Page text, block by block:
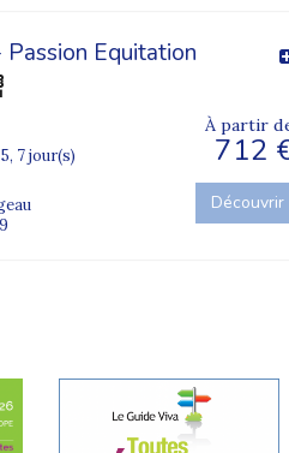
Equitation
7 jour(s)
À partir
712
Découvrir